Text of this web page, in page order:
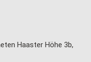
Haaster Höhe 3b,